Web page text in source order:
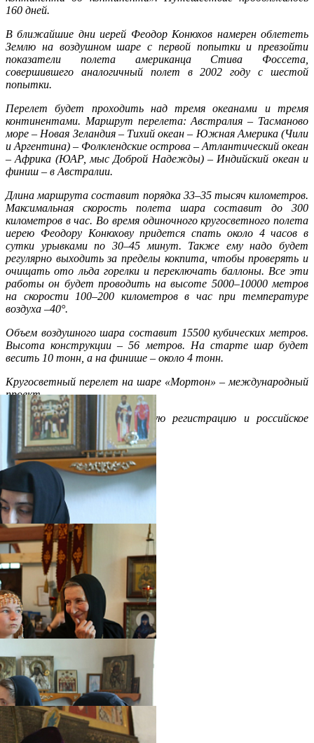
160 дней.
В ближайшие дни иерей Феодор Конюхов намерен облететь
Землю на воздушном шаре с первой попытки и превзойти
показатели полета американца Стива Фоссета,
совершившего аналогичный полет в 2002 году с шестой
попытки.
Перелет будет проходить над тремя океанами и тремя
континентами. Маршрут перелета: Австралия – Тасманово
море – Новая Зеландия – Тихий океан – Южная Америка (Чили
и Аргентина) – Фолклендские острова – Атлантический океан
– Африка (ЮАР, мыс Доброй Надежды) – Индийский океан и
финиш – в Австралии.
Длина маршрута составит порядка 33–35 тысяч километров.
Максимальная скорость полета шара составит до 300
километров в час. Во время одиночного кругосветного полета
иерею Феодору Конюхову придется спать около 4 часов в
сутки урывками по 30–45 минут. Также ему надо будет
регулярно выходить за пределы кокпита, чтобы проверять и
очищать ото льда горелки и переключать баллоны. Все эти
работы он будет проводить на высоте 5000–10000 метров
на скорости 100–200 километров в час при температуре
воздуха –40°.
Объем воздушного шара составит 15500 кубических метров.
Высота конструкции – 56 метров. На старте шар будет
весить 10 тонн, а на финише – около 4 тонн.
Кругосветный перелет на шаре «Мортон» – международный
проект.
Шар будет иметь российскую регистрацию и российское
оборудование.
Распечатать
Фото